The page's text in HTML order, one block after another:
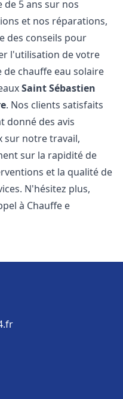
de 5 ans sur nos
et nos réparations,
des conseils pour
l'utilisation de votre
de chauffe eau solaire
Saint Sébastien
. Nos clients satisfaits
donné des avis
sur notre travail,
sur la rapidité de
et la qualité de
N'hésitez plus,
à Chauffe e